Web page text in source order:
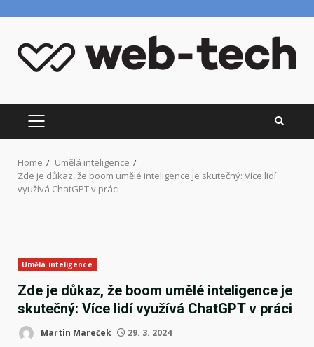
content
PRIMARY
MENU
Home
Umělá inteligence
Zde je důkaz, že boom umělé inteligence je skutečný: Více lidí
využívá ChatGPT v práci
Umělá inteligence
Zde je důkaz, že boom umělé inteligence je
skutečný: Více lidí využívá ChatGPT v práci
Martin Mareček 29. 3. 2024